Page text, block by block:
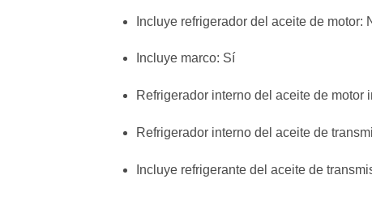
Incluye refrigerador del aceite de motor:
Incluye marco: Sí
Refrigerador interno del aceite de motor
Refrigerador interno del aceite de
Incluye refrigerante del aceite de